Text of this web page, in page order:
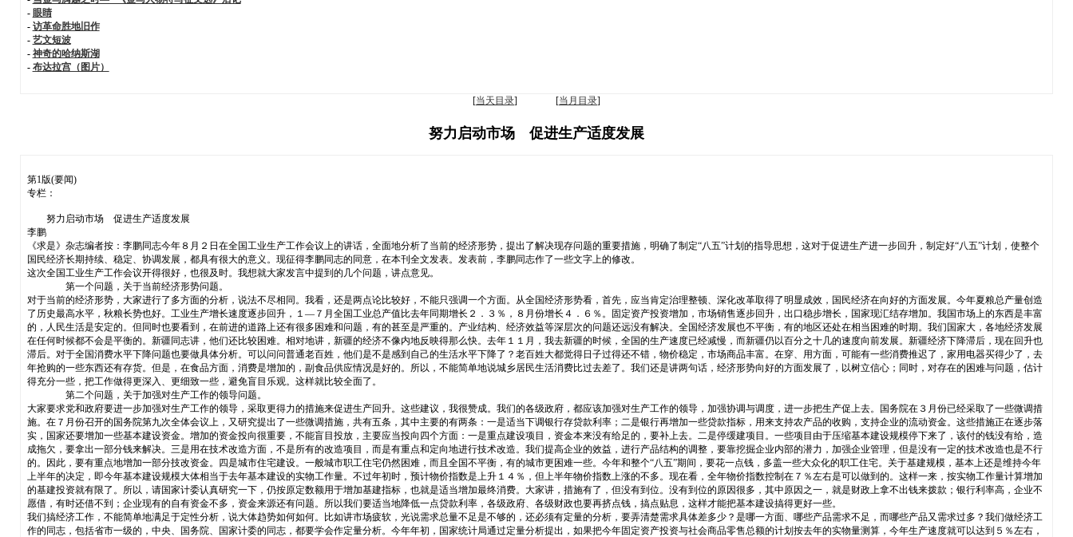
- 眼睛
- 访革命胜地旧作
- 艺文短波
- 神奇的哈纳斯湖
- 布达拉宫（图片）
[当天目录] [当月目录]
努力启动市场 促进生产适度发展
第1版(要闻)
专栏：
努力启动市场 促进生产适度发展
李鹏
《求是》杂志编者按：李鹏同志今年８月２日在全国工业生产工作会议上的讲话，全面地分析了当前的经济形势，提出了解决现存问题的重要措施，明确了制定“八五”计划的指导思想，这对于促进生产进一步回升，制定好“八五”计划，使整个
国民经济长期持续、稳定、协调发展，都具有很大的意义。现征得李鹏同志的同意，在本刊全文发表。发表前，李鹏同志作了一些文字上的修改。
这次全国工业生产工作会议开得很好，也很及时。我想就大家发言中提到的几个问题，讲点意见。
第一个问题，关于当前经济形势问题。
对于当前的经济形势，大家进行了多方面的分析，说法不尽相同。我看，还是两点论比较好，不能只强调一个方面。从全国经济形势看，首先，应当肯定治理整顿、深化改革取得了明显成效，国民经济在向好的方面发展。今年夏粮总产量创造
了历史最高水平，秋粮长势也好。工业生产增长速度逐步回升，１—７月全国工业总产值比去年同期增长２．３％，８月份增长４．６％。固定资产投资增加，市场销售逐步回升，出口稳步增长，国家现汇结存增加。我国市场上的东西是丰富
的，人民生活是安定的。但同时也要看到，在前进的道路上还有很多困难和问题，有的甚至是严重的。产业结构、经济效益等深层次的问题还远没有解决。全国经济发展也不平衡，有的地区还处在相当困难的时期。我们国家大，各地经济发展
在任何时候都不会是平衡的。新疆同志讲，他们还比较困难。相对地讲，新疆的经济不像内地反映得那么快。去年１１月，我去新疆的时候，全国的生产速度已经减慢，而新疆仍以百分之十几的速度向前发展。新疆经济下降滞后，现在回升也
滞后。对于全国消费水平下降问题也要做具体分析。可以问问普通老百姓，他们是不是感到自己的生活水平下降了？老百姓大都觉得日子过得还不错，物价稳定，市场商品丰富。在穿、用方面，可能有一些消费推迟了，家用电器买得少了，去
年抢购的一些东西还有存货。但是，在食品方面，消费是增加的，副食品供应情况是好的。所以，不能简单地说城乡居民生活消费比过去差了。我们还是讲两句话，经济形势向好的方面发展了，以树立信心；同时，对存在的困难与问题，估计
得充分一些，把工作做得更深入、更细致一些，避免盲目乐观。这样就比较全面了。
第二个问题，关于加强对生产工作的领导问题。
大家要求党和政府要进一步加强对生产工作的领导，采取更得力的措施来促进生产回升。这些建议，我很赞成。我们的各级政府，都应该加强对生产工作的领导，加强协调与调度，进一步把生产促上去。国务院在３月份已经采取了一些微调措
施。在７月份召开的国务院第九次全体会议上，又研究提出了一些微调措施，共有五条，其中主要的有两条：一是适当下调银行存贷款利率；二是银行再增加一些贷款指标，用来支持农产品的收购，支持企业的流动资金。这些措施正在逐步落
实，国家还要增加一些基本建设资金。增加的资金投向很重要，不能盲目投放，主要应当投向四个方面：一是重点建设项目，资金本来没有给足的，要补上去。二是停缓建项目。一些项目由于压缩基本建设规模停下来了，该付的钱没有给，造
成拖欠，要拿出一部分钱来解决。三是用在技术改造方面，不是所有的改造项目，而是有重点和定向地进行技术改造。我们提高企业的效益，进行产品结构的调整，要靠挖掘企业内部的潜力，加强企业管理，但是没有一定的技术改造也是不行
的。因此，要有重点地增加一部分技改资金。四是城市住宅建设。一般城市职工住宅仍然困难，而且全国不平衡，有的城市更困难一些。今年和整个“八五”期间，要花一点钱，多盖一些大众化的职工住宅。关于基建规模，基本上还是维持今年
上半年的决定，即今年基本建设规模大体相当于去年基本建设的实物工作量。不过年初时，预计物价指数是上升１４％，但上半年物价指数上涨的不多。现在看，全年物价指数控制在７％左右是可以做到的。这样一来，按实物工作量计算增加
的基建投资就有限了。所以，请国家计委认真研究一下，仍按原定数额用于增加基建指标，也就是适当增加最终消费。大家讲，措施有了，但没有到位。没有到位的原因很多，其中原因之一，就是财政上拿不出钱来拨款；银行利率高，企业不
愿借，有时还借不到；企业现有的自有资金不多，资金来源还有问题。所以我们要适当地降低一点贷款利率，各级政府、各级财政也要再挤点钱，搞点贴息，这样才能把基本建设搞得更好一些。
我们搞经济工作，不能简单地满足于定性分析，说大体趋势如何如何。比如讲市场疲软，光说需求总量不足是不够的，还必须有定量的分析，要弄清楚需求具体差多少？是哪一方面、哪些产品需求不足，而哪些产品又需求过多？我们做经济工
作的同志，包括省市一级的，中央、国务院、国家计委的同志，都要学会作定量分析。今年年初，国家统计局通过定量分析提出，如果把今年固定资产投资与社会商品零售总额的计划按去年的实物量测算，今年生产速度就可以达到５％左右，